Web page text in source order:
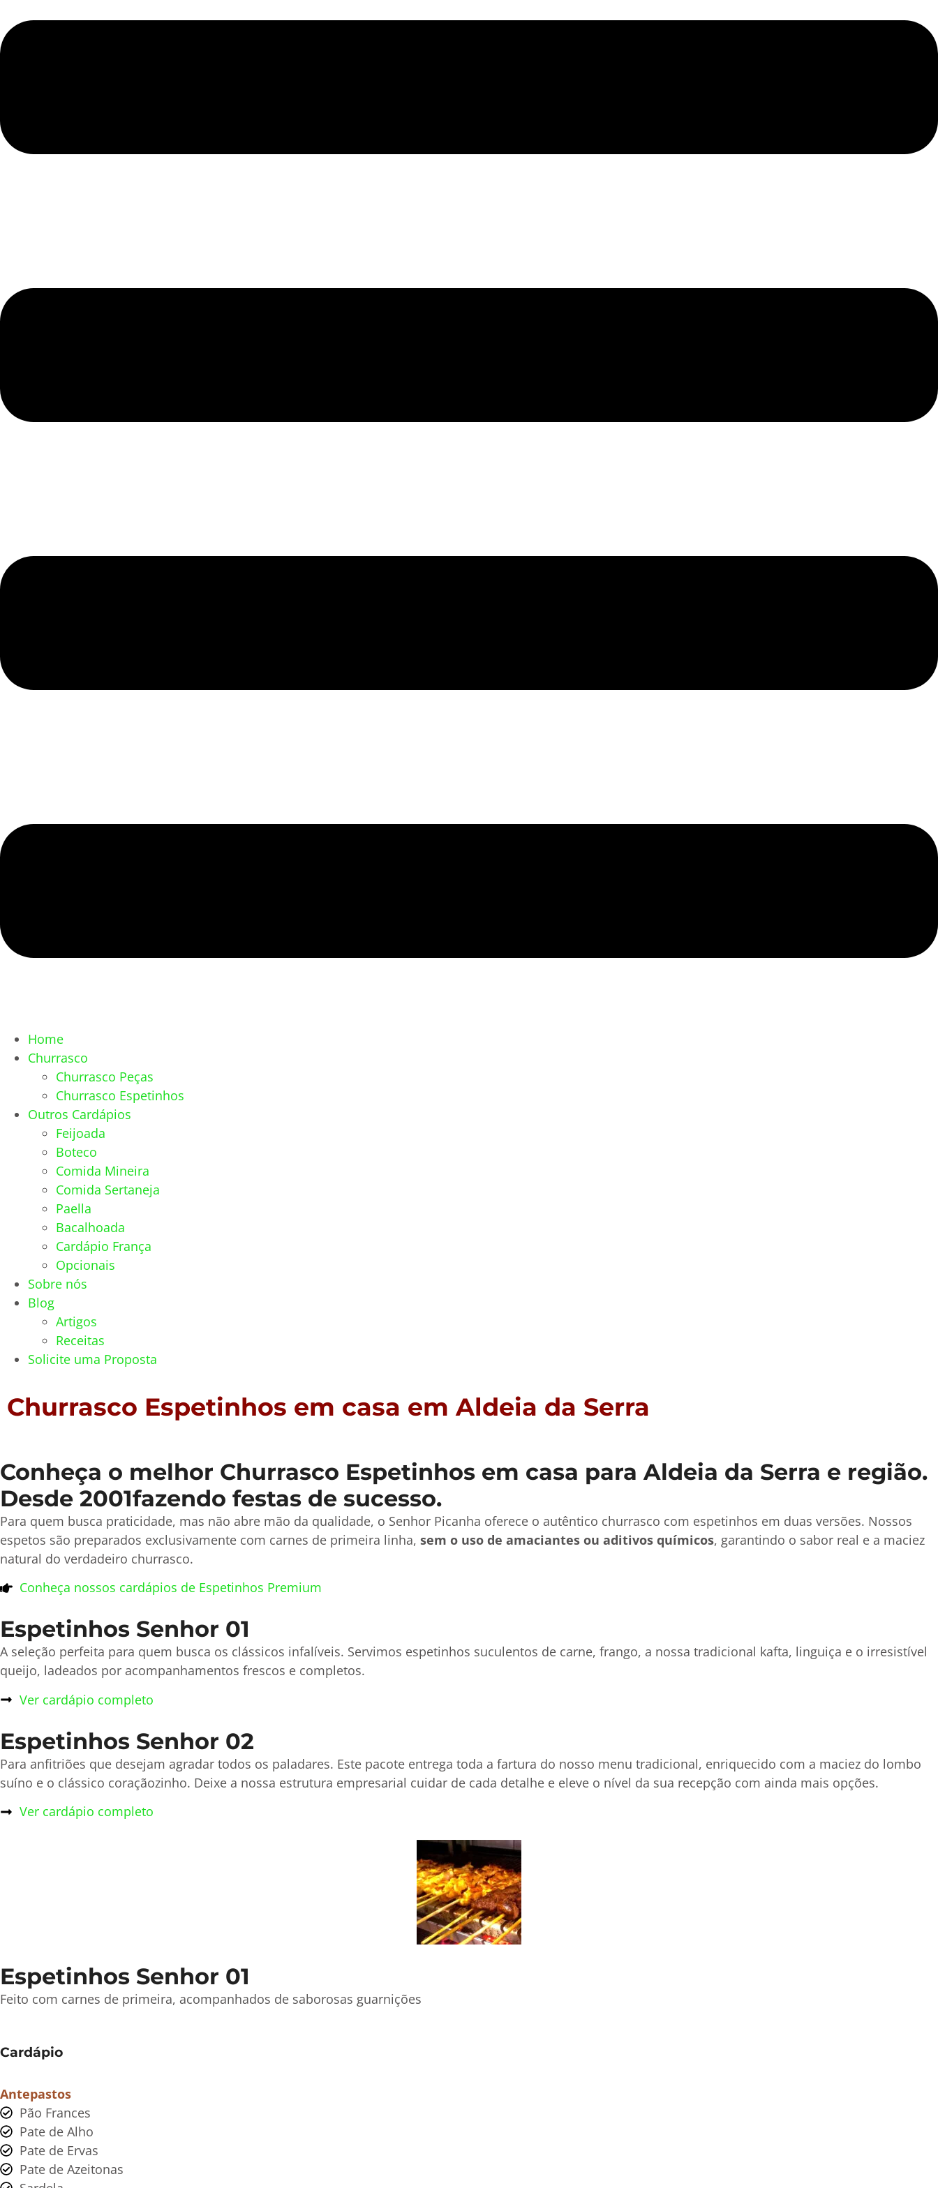
Home
Churrasco
Churrasco Peças
Churrasco Espetinhos
Outros Cardápios
Feijoada
Boteco
Comida Mineira
Comida Sertaneja
Paella
Bacalhoada
Cardápio França
Opcionais
Sobre nós
Blog
Artigos
Receitas
Solicite uma Proposta
Churrasco Espetinhos em casa em Aldeia da Serra
Conheça o melhor Churrasco Espetinhos em casa para Aldeia da Serra e região.
Desde 2001fazendo festas de sucesso.
Para quem busca praticidade, mas não abre mão da qualidade, o Senhor Picanha oferece o autêntico churrasco com espetinhos em duas versões. Nossos
espetos são preparados exclusivamente com carnes de primeira linha, sem o uso de amaciantes ou aditivos químicos, garantindo o sabor real e a maciez
natural do verdadeiro churrasco.
Conheça nossos cardápios de Espetinhos Premium​
Espetinhos Senhor 01
A seleção perfeita para quem busca os clássicos infalíveis. Servimos espetinhos suculentos de carne, frango, a nossa tradicional kafta, linguiça e o irresistível
queijo, ladeados por acompanhamentos frescos e completos.
Ver cardápio completo
Espetinhos Senhor 02
Para anfitriões que desejam agradar todos os paladares. Este pacote entrega toda a fartura do nosso menu tradicional, enriquecido com a maciez do lombo
suíno e o clássico coraçãozinho. Deixe a nossa estrutura empresarial cuidar de cada detalhe e eleve o nível da sua recepção com ainda mais opções.
Ver cardápio completo
Espetinhos Senhor 01
Feito com carnes de primeira, acompanhados de saborosas guarnições
Cardápio
Antepastos
Pão Frances
Pate de Alho
Pate de Ervas
Pate de Azeitonas